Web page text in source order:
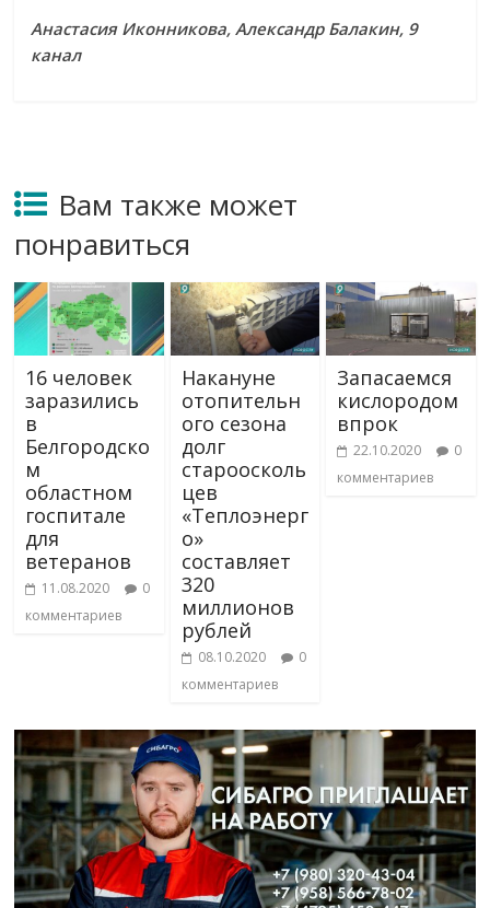
Анастасия Иконникова, Александр Балакин, 9
канал
Вам также может
понравиться
16 человек
заразились
в
Белгородско
м
областном
госпитале
для
ветеранов
11.08.2020
0
комментариев
Накануне
отопительн
ого сезона
долг
староосколь
цев
«Теплоэнерг
о»
составляет
320
миллионов
рублей
08.10.2020
0
комментариев
Запасаемся
кислородом
впрок
22.10.2020
0
комментариев